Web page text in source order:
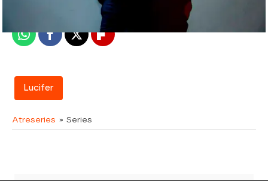
08 de junio de 2018, 16:12
WhatsappFacebook
X Flipboard
Lucifer
Atreseries » Series